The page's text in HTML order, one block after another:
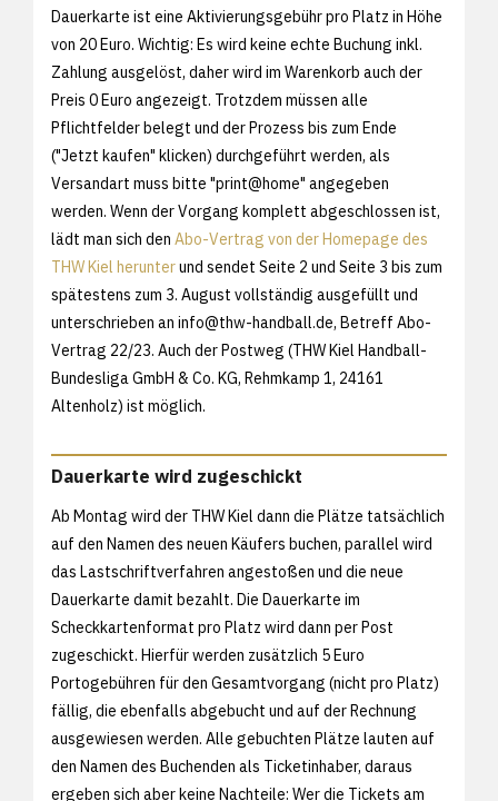
Dauerkarte ist eine Aktivierungsgebühr pro Platz in Höhe
von 20 Euro. Wichtig: Es wird keine echte Buchung inkl.
Zahlung ausgelöst, daher wird im Warenkorb auch der
Preis 0 Euro angezeigt. Trotzdem müssen alle
Pflichtfelder belegt und der Prozess bis zum Ende
("Jetzt kaufen" klicken) durchgeführt werden, als
Versandart muss bitte "print@home" angegeben
werden. Wenn der Vorgang komplett abgeschlossen ist,
lädt man sich den Abo-Vertrag von der Homepage des
THW Kiel herunterund sendet Seite 2 und Seite 3 bis zum
spätestens zum 3. August vollständig ausgefüllt und
unterschrieben an info@thw-handball.de, Betreff Abo-
Vertrag 22/23. Auch der Postweg (THW Kiel Handball-
Bundesliga GmbH & Co. KG, Rehmkamp 1, 24161
Altenholz) ist möglich.
Dauerkarte wird zugeschickt
Ab Montag wird der THW Kiel dann die Plätze tatsächlich
auf den Namen des neuen Käufers buchen, parallel wird
das Lastschriftverfahren angestoßen und die neue
Dauerkarte damit bezahlt. Die Dauerkarte im
Scheckkartenformat pro Platz wird dann per Post
zugeschickt. Hierfür werden zusätzlich 5 Euro
Portogebühren für den Gesamtvorgang (nicht pro Platz)
fällig, die ebenfalls abgebucht und auf der Rechnung
ausgewiesen werden. Alle gebuchten Plätze lauten auf
den Namen des Buchenden als Ticketinhaber, daraus
ergeben sich aber keine Nachteile: Wer die Tickets am